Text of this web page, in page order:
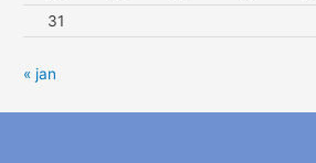
31
« jan